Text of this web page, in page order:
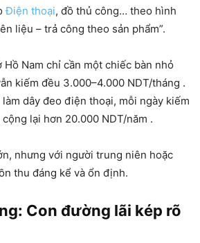
Điện thoại, đồ thủ công… theo hình
liệu – trả công theo sản phẩm”.
Nam chỉ cần một chiếc bàn nhỏ
kiếm đều 3.000–4.000 NDT/tháng .
dây đeo điện thoại, mỗi ngày kiếm
cộng lại hơn 20.000 NDT/năm .
nhưng với người trung niên hoặc
thu đáng kể và ổn định.
Con đường lãi kép rõ